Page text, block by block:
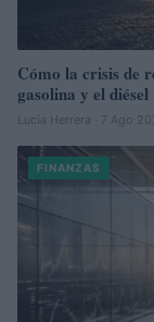
Cómo la crisis de
gasolina y el diésel
Lucía Herrera · 7 Ago
FINANZAS